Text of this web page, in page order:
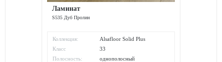
Ламинат
S535 Дуб Пролин
Коллекция:
Alsafloor Solid Plus
Класс
износостойкости:
33
Полосность:
однополосный